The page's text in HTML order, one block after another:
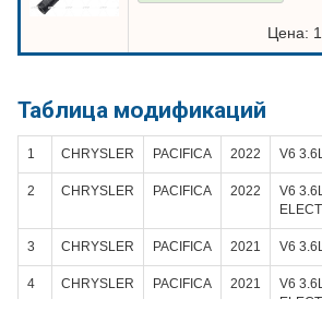
Цена:
Таблица модификаций
1 CHRYSLER PACIFICA 2022 V6
2 CHRYSLER PACIFICA 2022
V6
3 CHRYSLER PACIFICA 2021 V6
4 CHRYSLER PACIFICA 2021
V6